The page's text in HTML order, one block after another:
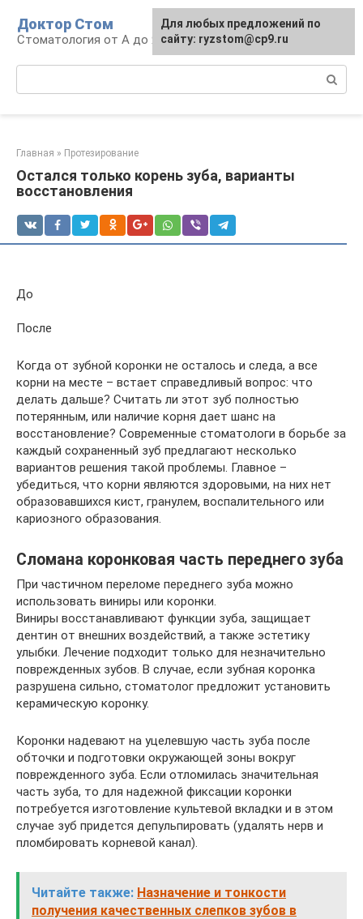
контенту
Доктор Стом
Стоматология от А до Я
Главная » Протезирование
Остался только корень зуба, варианты
восстановления
До
После
Когда от зубной коронки не осталось и следа, а все
корни на месте – встает справедливый вопрос: что
делать дальше? Считать ли этот зуб полностью
потерянным, или наличие корня дает шанс на
восстановление? Современные стоматологи в борьбе за
каждый сохраненный зуб предлагают несколько
вариантов решения такой проблемы. Главное –
убедиться, что корни являются здоровыми, на них нет
образовавшихся кист, гранулем, воспалительного или
кариозного образования.
Cломана коронковая часть переднего зуба
При частичном переломе переднего зуба можно
использовать виниры или коронки.
Виниры восстанавливают функции зуба, защищает
дентин от внешних воздействий, а также эстетику
улыбки. Лечение подходит только для незначительно
поврежденных зубов. В случае, если зубная коронка
разрушена сильно, стоматолог предложит установить
керамическую коронку.
Коронки надевают на уцелевшую часть зуба после
обточки и подготовки окружающей зоны вокруг
поврежденного зуба. Если отломилась значительная
часть зуба, то для надежной фиксации коронки
потребуется изготовление культевой вкладки и в этом
случае зуб придется депульпировать (удалять нерв и
пломбировать корневой канал).
Читайте также: Назначение и тонкости
получения качественных слепков зубов в
Для любых предложений по
сайту: ryzstom@cp9.ru